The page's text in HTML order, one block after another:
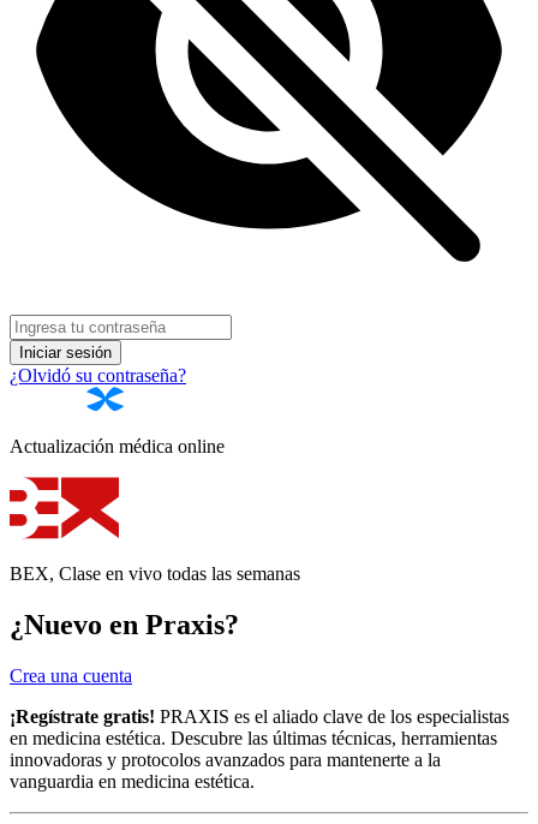
Iniciar sesión
¿Olvidó su contraseña?
Actualización médica online
BEX, Clase en vivo todas las semanas
¿Nuevo en Praxis?
Crea una cuenta
¡Regístrate gratis! PRAXIS es el aliado clave de los especialistas
en medicina estética. Descubre las últimas técnicas, herramientas
innovadoras y protocolos avanzados para mantenerte a la
vanguardia en medicina estética.